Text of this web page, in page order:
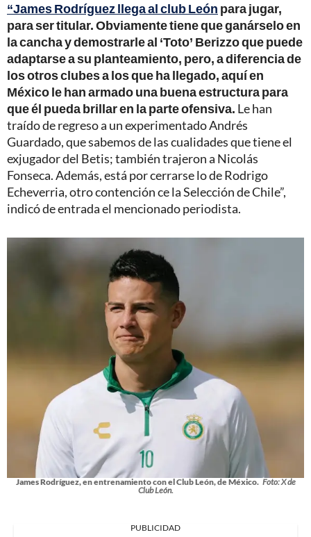
“James Rodríguez llega al club León para jugar,
para ser titular. Obviamente tiene que ganárselo en
la cancha y demostrarle al ‘Toto’ Berizzo que puede
adaptarse a su planteamiento, pero, a diferencia de
los otros clubes a los que ha llegado, aquí en
México le han armado una buena estructura para
que él pueda brillar en la parte ofensiva. Le han
traído de regreso a un experimentado Andrés
Guardado, que sabemos de las cualidades que tiene el
exjugador del Betis; también trajeron a Nicolás
Fonseca. Además, está por cerrarse lo de Rodrigo
Echeverria, otro contención ce la Selección de Chile”,
indicó de entrada el mencionado periodista.
James Rodríguez, en entrenamiento con el Club León, de México. Foto: X de
Club León.
PUBLICIDAD